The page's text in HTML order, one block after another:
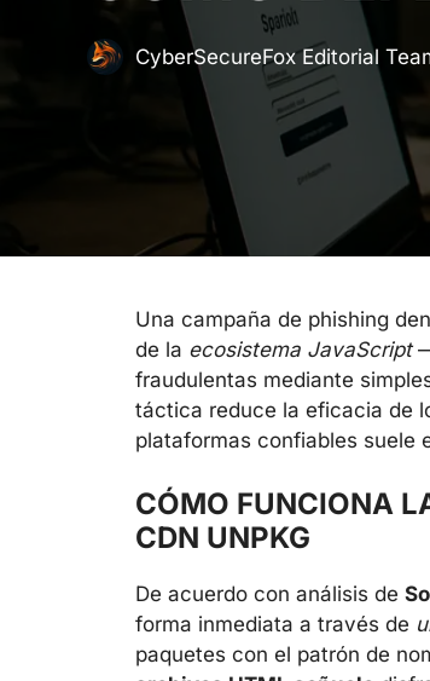
CyberSecureFox Editorial
Una campaña de phishing
de la ecosistema JavaScript
fraudulentas mediante
táctica reduce la eficacia de
plataformas confiables suele
CÓMO FUNCIONA
CDN UNPKG
De acuerdo con análisis de
forma inmediata a través de
paquetes con el patrón de